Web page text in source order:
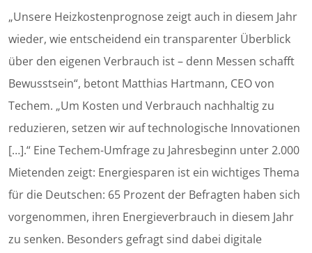
„Unsere Heizkostenprognose zeigt auch in diesem Jahr
wieder, wie entscheidend ein transparenter Überblick
über den eigenen Verbrauch ist – denn Messen schafft
Bewusstsein“, betont Matthias Hartmann, CEO von
Techem. „Um Kosten und Verbrauch nachhaltig zu
reduzieren, setzen wir auf technologische Innovationen
[…].“ Eine Techem-Umfrage zu Jahresbeginn unter 2.000
Mietenden zeigt: Energiesparen ist ein wichtiges Thema
für die Deutschen: 65 Prozent der Befragten haben sich
vorgenommen, ihren Energieverbrauch in diesem Jahr
zu senken. Besonders gefragt sind dabei digitale